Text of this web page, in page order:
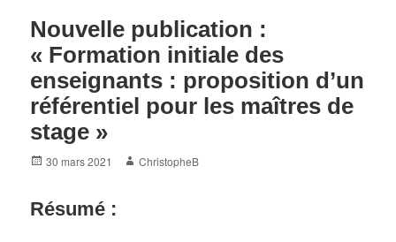
Nouvelle publication :
« Formation initiale des
enseignants : proposition d’un
référentiel pour les maîtres de
stage »
Posted
30 mars 2021 Author
ChristopheB
Résumé :